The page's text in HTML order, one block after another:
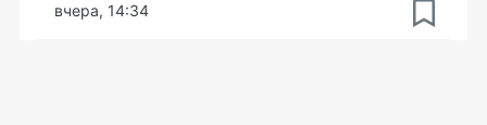
вчера, 14:34